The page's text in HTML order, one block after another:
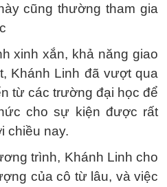
cũng thường tham gia
xinh xắn, khả năng giao
Khánh Linh đã vượt qua
từ các trường đại học để
cho sự kiện được rất
chiều nay.
trình, Khánh Linh cho
của cô từ lâu, và việc